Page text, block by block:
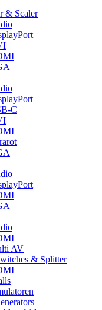
& Scaler
C
AV
& Splitter